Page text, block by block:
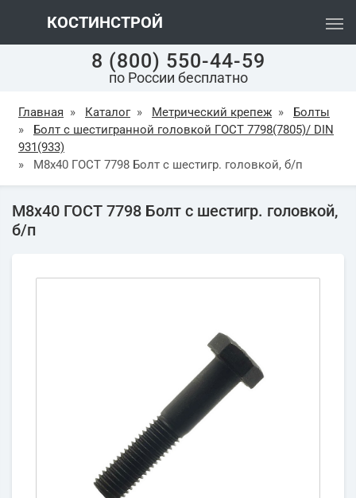
КОСТИНСТРОЙ
8 (800) 550-44-59
по России бесплатно
Главная » Каталог » Метрический крепеж »
Болты
»
Болт с шестигранной головкой ГОСТ 7798(7805)/ DIN
931(933)
»
М8х40 ГОСТ 7798 Болт с шестигр. головкой, б/п
М8х40 ГОСТ 7798 Болт с шестигр. головкой,
б/п